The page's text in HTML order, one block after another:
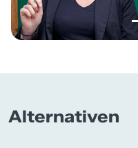
Alternativen